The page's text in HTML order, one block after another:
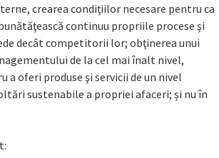
crearea condiţiilor necesare pentru ca
continuu propriile procese şi
decât competitorii lor; obţinerea unui
de la cel mai înalt nivel,
oferi produse şi servicii de un nivel
sustenabile a propriei afaceri; și nu în